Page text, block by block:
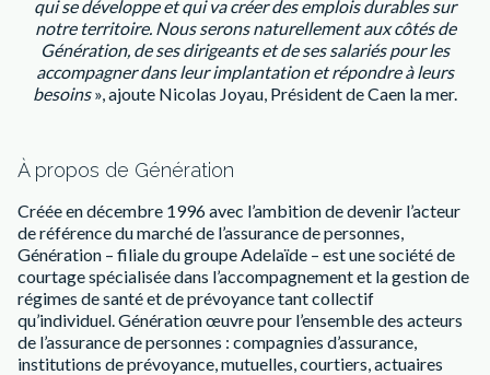
qui se développe et qui va créer des emplois durables sur
notre territoire. Nous serons naturellement aux côtés de
Génération, de ses dirigeants et de ses salariés pour les
accompagner dans leur implantation et répondre à leurs
besoins», ajoute Nicolas Joyau, Président de Caen la mer.
À propos de Génération
Créée en décembre 1996 avec l’ambition de devenir l’acteur
de référence du marché de l’assurance de personnes,
Génération – filiale du groupe Adelaïde – est une société de
courtage spécialisée dans l’accompagnement et la gestion de
régimes de santé et de prévoyance tant collectif
qu’individuel. Génération œuvre pour l’ensemble des acteurs
de l’assurance de personnes : compagnies d’assurance,
institutions de prévoyance, mutuelles, courtiers, actuaires